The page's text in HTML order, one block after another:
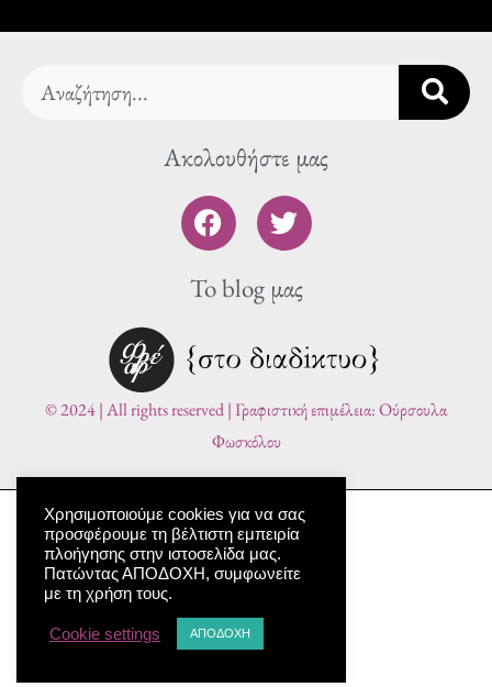
Search
Ακολουθήστε μας
F
a
c
e
o
o
k
T
w
i
t
e
r
To blog μας
© 2024 | All rights reserved | Γραφιστική επιμέλεια: Ούρσουλα
Φωσκόλου
Χρησιμοποιούμε cookies για να σας
προσφέρουμε τη βέλτιστη εμπειρία
πλοήγησης στην ιστοσελίδα μας.
Πατώντας ΑΠΟΔΟΧΗ, συμφωνείτε
με τη χρήση τους.
Cookie settings ΑΠΟΔΟΧΗ